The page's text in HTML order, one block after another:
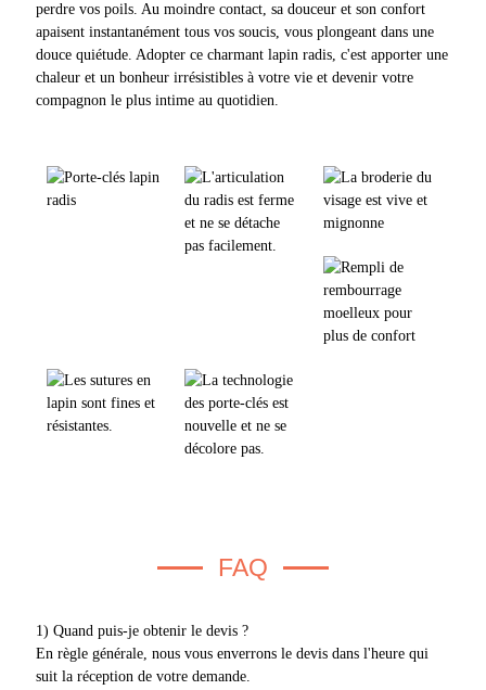
perdre vos poils. Au moindre contact, sa douceur et son confort
apaisent instantanément tous vos soucis, vous plongeant dans une
douce quiétude. Adopter ce charmant lapin radis, c'est apporter une
chaleur et un bonheur irrésistibles à votre vie et devenir votre
compagnon le plus intime au quotidien.
FAQ
1) Quand puis-je obtenir le devis ?
En règle générale, nous vous enverrons le devis dans l'heure qui
suit la réception de votre demande.